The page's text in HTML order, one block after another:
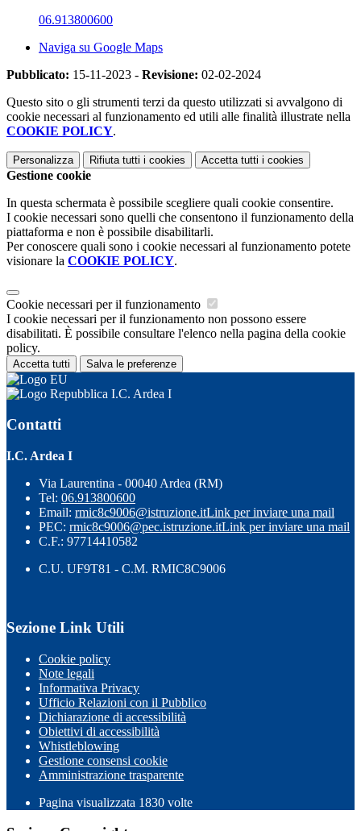
06.913800600
Naviga su Google Maps
Pubblicato: 15-11-2023 - Revisione: 02-02-2024
Questo sito o gli strumenti terzi da questo utilizzati si avvalgono di
cookie necessari al funzionamento ed utili alle finalità illustrate nella
COOKIE POLICY.
Personalizza Rifiuta tutti i cookies Accetta tutti i cookies
Gestione cookie
In questa schermata è possibile scegliere quali cookie consentire.
I cookie necessari sono quelli che consentono il funzionamento della
piattaforma e non è possibile disabilitarli.
Per conoscere quali sono i cookie necessari al funzionamento potete
visionare la COOKIE POLICY.
Cookie necessari per il funzionamento
I cookie necessari per il funzionamento non possono essere
disabilitati. È possibile consultare l'elenco nella pagina della cookie
policy.
Accetta tutti Salva le preferenze
I.C. Ardea I
Contatti
I.C. Ardea I
Via Laurentina - 00040 Ardea (RM)
Tel: 06.913800600
Email: rmic8c9006@istruzione.itLink per inviare una mail
PEC: rmic8c9006@pec.istruzione.itLink per inviare una mail
C.F.: 97714410582
C.U. UF9T81 - C.M. RMIC8C9006
Sezione Link Utili
Cookie policy
Note legali
Informativa Privacy
Ufficio Relazioni con il Pubblico
Dichiarazione di accessibilità
Obiettivi di accessibilità
Whistleblowing
Gestione consensi cookie
Amministrazione trasparente
Pagina visualizzata 1830 volte